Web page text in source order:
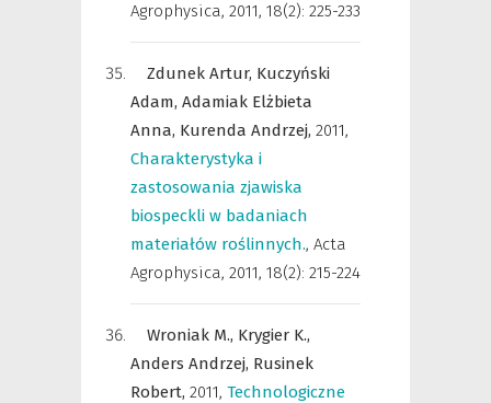
Agrophysica, 2011, 18(2): 225-233
Zdunek Artur, Kuczyński
Adam, Adamiak Elżbieta
Anna, Kurenda Andrzej, 2011,
Charakterystyka i
zastosowania zjawiska
biospeckli w badaniach
materiałów roślinnych., Acta
Agrophysica, 2011, 18(2): 215-224
Wroniak M., Krygier K.,
Anders Andrzej, Rusinek
Robert, 2011, Technologiczne